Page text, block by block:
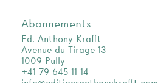
Abonnements
Ed. Anthony Krafft
Avenue du Tirage 13
1009 Pully
+41 79 645 11 14